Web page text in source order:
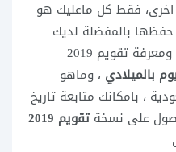
فقط كل ماعليك هو
حفظها بالمفضلة لديك
(ctrl+d) لتبقى على اطلاع دائم ومعرفة تقويم 2019
بالميلادي ، وماهو
، بامكانك متابعة تاريخ
على نسخة
تقويم 2019